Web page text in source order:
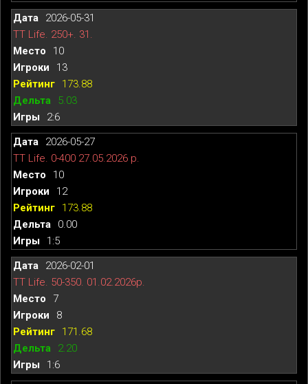
2026-05-31
TT Life. 250+. 31.
10
13
173.88
5.03
2:6
2026-05-27
TT Life. 0-400 27.05.2026 р.
10
12
173.88
0.00
1:5
2026-02-01
TT Life. 50-350. 01.02.2026р.
7
8
171.68
2.20
1:6